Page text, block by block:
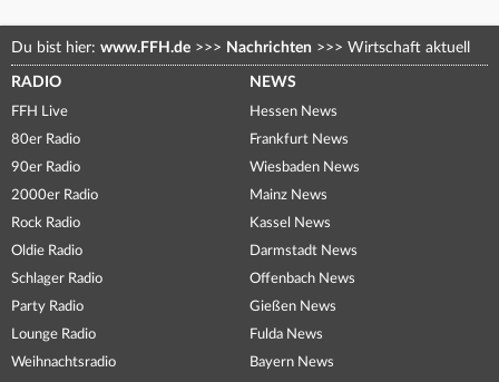
Du bist hier: www.FFH.de >>> Nachrichten >>> Wirtschaft aktuell
RADIO
FFH Live
80er Radio
90er Radio
2000er Radio
Rock Radio
Oldie Radio
Schlager Radio
Party Radio
Lounge Radio
Weihnachtsradio
NEWS
Hessen News
Frankfurt News
Wiesbaden News
Mainz News
Kassel News
Darmstadt News
Offenbach News
Gießen News
Fulda News
Bayern News